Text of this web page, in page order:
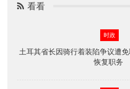
看看
时政
土耳其省长因骑行着装陷争议遭
恢复职务